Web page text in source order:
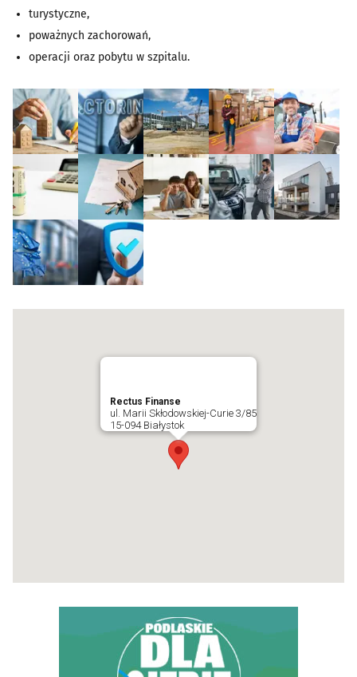
turystyczne,
poważnych zachorowań,
operacji oraz pobytu w szpitalu.
Rectus Finanse
ul. Marii Skłodowskiej-Curie 3/85
15-094 Białystok